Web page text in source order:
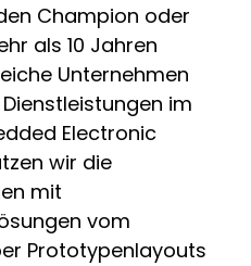
Champion oder
als 10 Jahren
Unternehmen
im
Electronic
wir die
mit
vom
Prototypenlayouts